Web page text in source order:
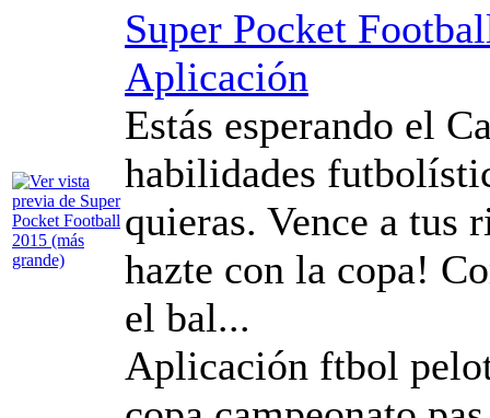
Super Pocket
Aplicación
Estás esperando el
habilidades
quieras. Vence a tus
hazte con la copa!
el bal...
Aplicación ftbol